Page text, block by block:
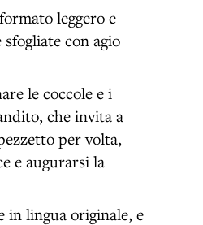
leggero e
sfogliate con agio
le coccole e i
che invita a
per volta,
e augurarsi la
in lingua originale, e